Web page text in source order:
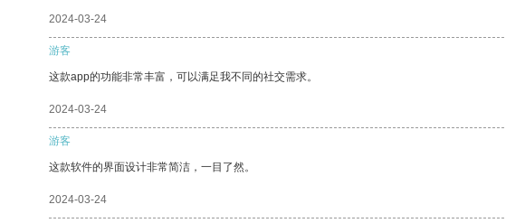
2024-03-24
游客
这款app的功能非常丰富，可以满足我不同的社交需求。
2024-03-24
游客
这款软件的界面设计非常简洁，一目了然。
2024-03-24